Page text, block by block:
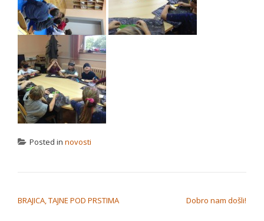
Posted in novosti
BRAJICA, TAJNE POD PRSTIMA Dobro nam došli!